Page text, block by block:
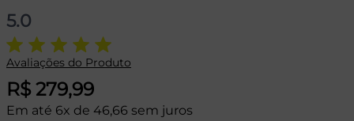
5.0
Avaliações do Produto
R$ 279,99
Em até 6x de 46,66 sem juros